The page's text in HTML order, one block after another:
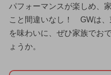
パフォーマンスが楽しめ、
こと間違いなし！ GWは、
を味わいに、ぜひ家族でお
ょうか。